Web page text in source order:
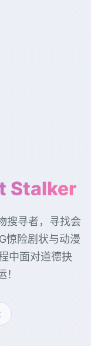
Stalker
搜寻者，寻找会
惊险剧状与动漫
中面对道德抉